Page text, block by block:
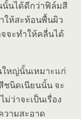
นั้นได้ดีกว่าฟิล์มสี
ให้สะท้อนพื้นผิว
จะทำให้คลื่นได้
หญ่นั้นเหมาะแก่
ชนิดเนียนนั้น จะ
ว่าจะเป็นเรื่อง
วามสะอาด